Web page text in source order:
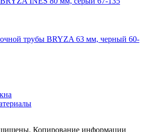
трубы BRYZA 63 мм, черный 60-
Копирование информации